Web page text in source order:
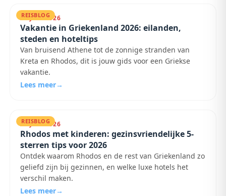
REISBLOG
28 JULI 2026
Vakantie in Griekenland 2026: eilanden,
steden en hoteltips
Van bruisend Athene tot de zonnige stranden van
Kreta en Rhodos, dit is jouw gids voor een Griekse
vakantie.
Lees meer→
REISBLOG
23 JULI 2026
Rhodos met kinderen: gezinsvriendelijke 5-
sterren tips voor 2026
Ontdek waarom Rhodos en de rest van Griekenland zo
geliefd zijn bij gezinnen, en welke luxe hotels het
verschil maken.
Lees meer→